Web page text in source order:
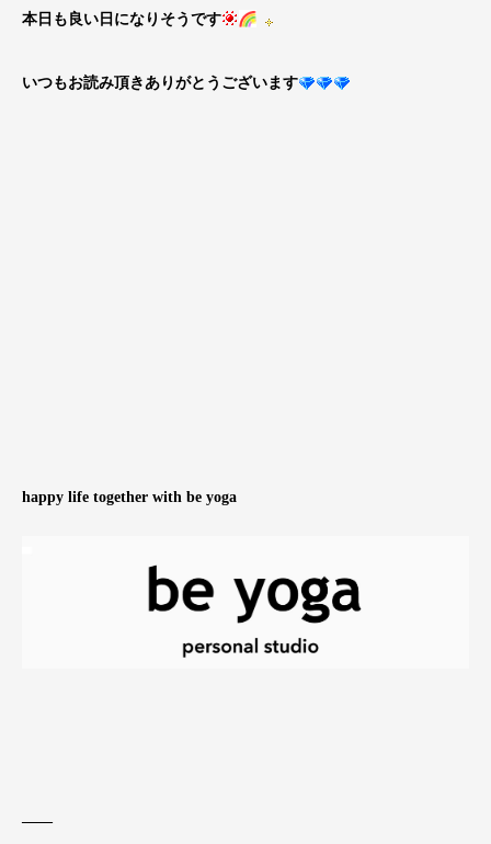
本日も良い日になりそうです
いつもお読み頂きありがとうございます
happy life together with be yoga